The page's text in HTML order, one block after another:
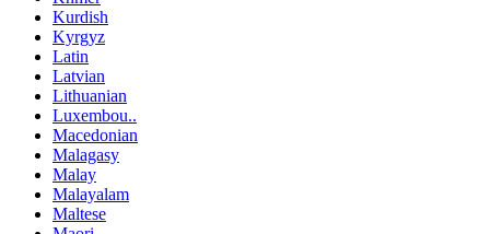
Kurdish
Kyrgyz
Latin
Latvian
Lithuanian
Luxembou..
Macedonian
Malagasy
Malay
Malayalam
Maltese